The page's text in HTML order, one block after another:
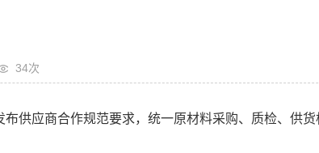
34次
布供应商合作规范要求，统一原材料采购、质检、供